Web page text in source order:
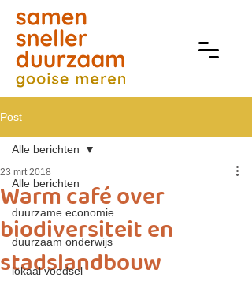
Post
Alle berichten
duurzame economie
duurzaam onderwijs
lokaal voedsel
Alle berichten
Warm café over
biodiversiteit en
stadslandbouw
23 mrt 2018